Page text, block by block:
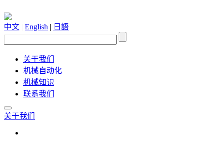
中文 | English | 日語
关于我们
机械自动化
机械知识
联系我们
关于我们